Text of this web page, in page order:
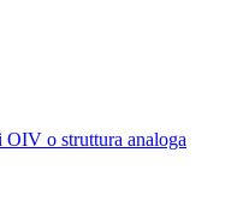
OIV o struttura analoga